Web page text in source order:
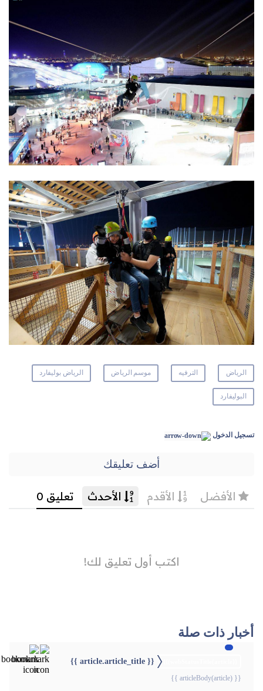
الرياض الترفيه موسم الرياض الرياض بوليفارد
البوليفارد
تسجيل الدخول
أضف تعليقك
أخبار ذات صلة
{{ article.article_title }}
{{ articleBody(article) }}